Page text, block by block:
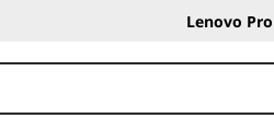
Lenovo Pro